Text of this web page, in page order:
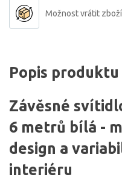
Možnost vrátit
Popis produktu
Závěsné
6 metrů bílá -
design a
interiéru